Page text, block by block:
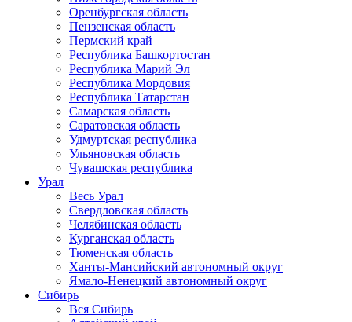
Оренбургская область
Пензенская область
Пермский край
Республика Башкортостан
Республика Марий Эл
Республика Мордовия
Республика Татарстан
Самарская область
Саратовская область
Удмуртская республика
Ульяновская область
Чувашская республика
Урал
Весь Урал
Свердловская область
Челябинская область
Курганская область
Тюменская область
Ханты-Мансийский автономный округ
Ямало-Ненецкий автономный округ
Сибирь
Вся Сибирь